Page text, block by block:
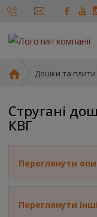
о
о
в
с
р
Дошки та плити
Стругані
КВГ
Переглянути
Переглянути